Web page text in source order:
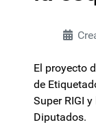
El proyecto
de
Super RIGI
Diputados.